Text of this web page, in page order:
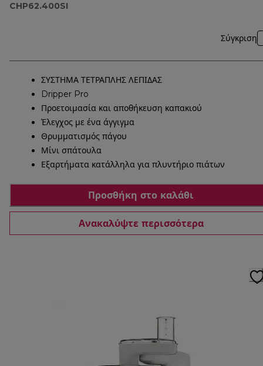
CHP62.400SI
Σύγκριση
ΣΥΣΤΗΜΑ ΤΕΤΡΑΠΛΗΣ ΛΕΠΙΔΑΣ
Dripper Pro
Προετοιμασία και αποθήκευση καπακιού
Έλεγχος με ένα άγγιγμα
Θρυμματισμός πάγου
Μίνι σπάτουλα
Εξαρτήματα κατάλληλα για πλυντήριο πιάτων
Προσθήκη στο καλάθι
Ανακαλύψτε περισσότερα